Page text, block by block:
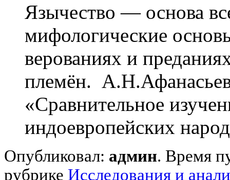
Язычество — основа
мифологические
верованиях и
племён. А.Н.Афанасьев
«Сравнительное
индоевропейских
Опубликовал: админ. Время
рубрике Исследования и